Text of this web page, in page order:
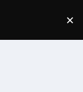
×